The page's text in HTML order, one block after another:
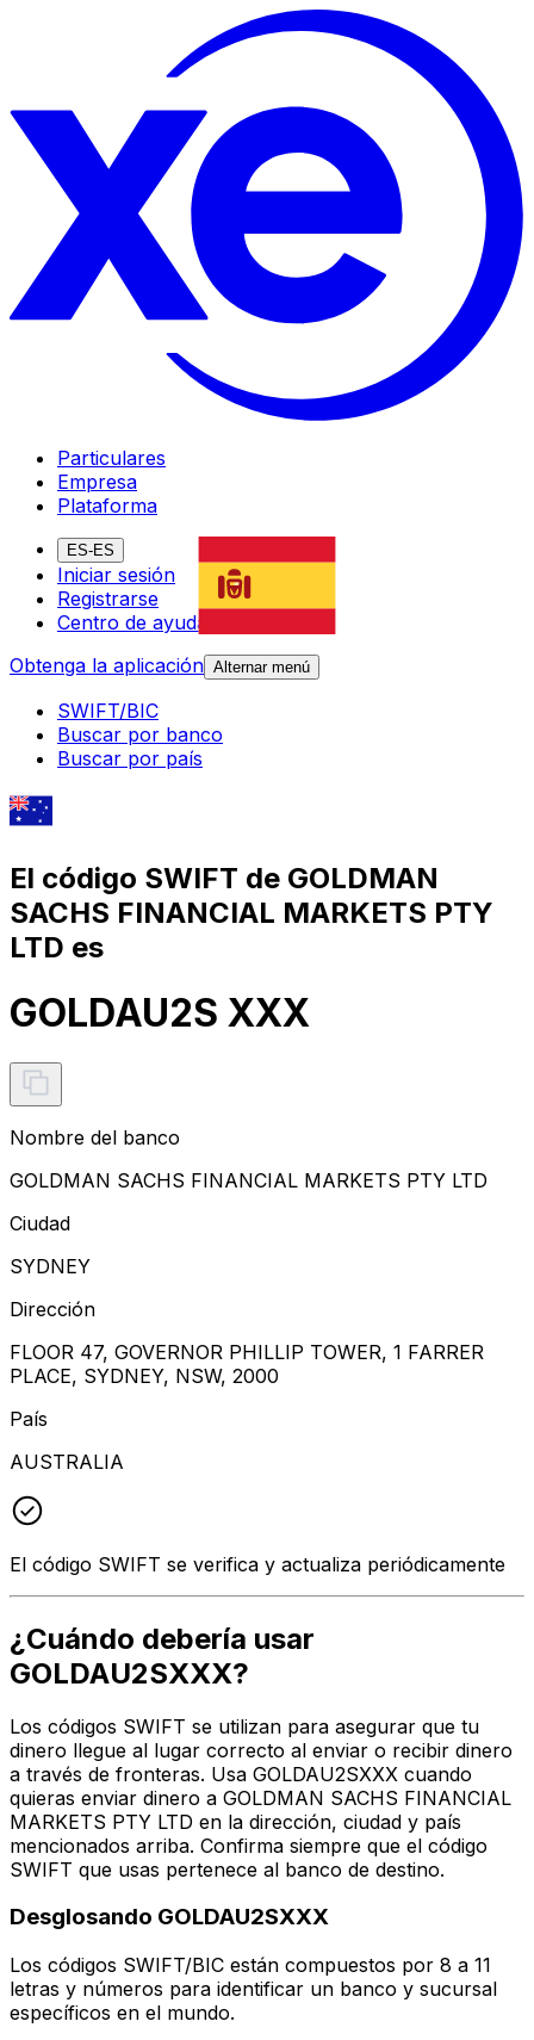
Particulares
Empresa
Plataforma
ES-ES
Iniciar sesión
Registrarse
Centro de ayuda
Obtenga la aplicación Alternar menú
SWIFT/BIC
Buscar por banco
Buscar por país
El código SWIFT de GOLDMAN
SACHS FINANCIAL MARKETS PTY
LTD es
GOLDAU2S XXX
Nombre del banco
GOLDMAN SACHS FINANCIAL MARKETS PTY LTD
Ciudad
SYDNEY
Dirección
FLOOR 47, GOVERNOR PHILLIP TOWER, 1 FARRER
PLACE, SYDNEY, NSW, 2000
País
AUSTRALIA
El código SWIFT se verifica y actualiza periódicamente
¿Cuándo debería usar
GOLDAU2SXXX?
Los códigos SWIFT se utilizan para asegurar que tu
dinero llegue al lugar correcto al enviar o recibir dinero
a través de fronteras. Usa GOLDAU2SXXX cuando
quieras enviar dinero a GOLDMAN SACHS FINANCIAL
MARKETS PTY LTD en la dirección, ciudad y país
mencionados arriba. Confirma siempre que el código
SWIFT que usas pertenece al banco de destino.
Desglosando GOLDAU2SXXX
Los códigos SWIFT/BIC están compuestos por 8 a 11
letras y números para identificar un banco y sucursal
específicos en el mundo.